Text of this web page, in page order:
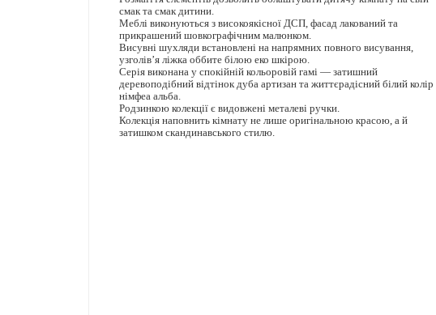
смак та смак дитини.
Меблі виконуються з високоякісної ДСП, фасад лакований та
прикрашений шовкографічним малюнком.
Висувні шухляди встановлені на напрямних повного висування,
узголів’я ліжка оббите білою еко шкірою.
Серія виконана у спокійній кольоровій гамі — затишний
деревоподібний відтінок дуба артизан та життєрадісний білий колір
німфеа альба.
Родзинкою колекції є видовжені металеві ручки.
Колекція наповнить кімнату не лише оригінальною красою, а й
затишком скандинавського стилю.